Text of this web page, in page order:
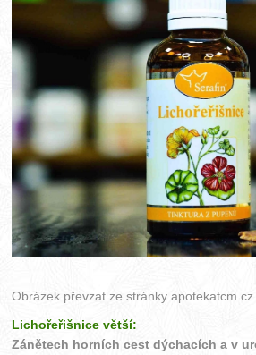
Obrázek převzat ze stránkyapotekatcm.cz
Lichořeřišnice větší:
Zánětech horních cest dýchacích a v